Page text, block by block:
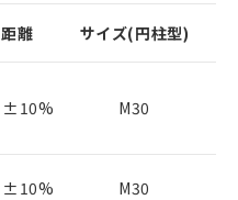
離 サイズ(円柱型)
±10% M30
±10% M30